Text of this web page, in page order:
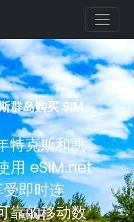
群岛购买 SIM
特克斯和凯
用 eSIM.net
即时连
靠的移动数
Next